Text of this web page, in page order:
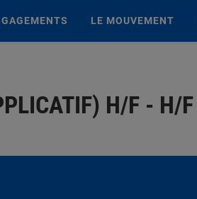
LE MOUVEMENT
H/F - H/F